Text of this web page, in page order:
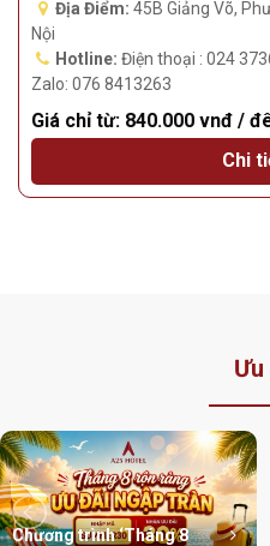
Địa Điểm: 45B Giảng Võ,
Nội
Hotline: Điện thoại : 024
Zalo: 076 8413263
Giá chỉ từ: 840.000 vnđ /
Chi
Chương trình ‘Tháng 8